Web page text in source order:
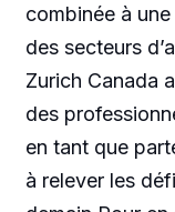
combinée à
des secteurs
Zurich Canada
des
en tant que
à relever les